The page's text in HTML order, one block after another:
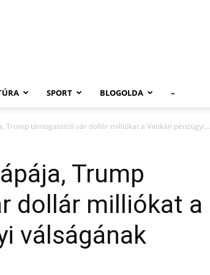
SPORT BLOGOLDA –
Trump támogatóitól vár dollár milliókat a Vatikán pénzügyi...
Trump
dollár milliókat a
válságának